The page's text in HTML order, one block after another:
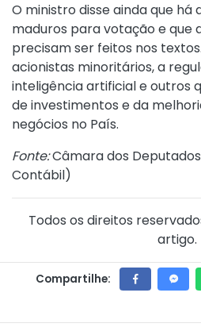
O ministro disse ainda que há
maduros para votação e que
precisam ser feitos nos
acionistas minoritários, a
inteligência artificial e outros
de investimentos e da
negócios no País.
Fonte:Câmara dos
Contábil)
Todos os direitos
artigo.
Compartilhe: